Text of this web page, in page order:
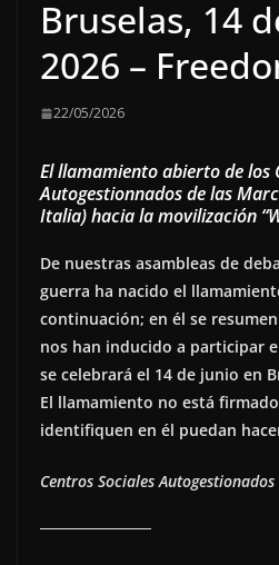
Bruselas, 14
2026 –
22/05/2026
El llamamiento abierto de los
Autogestionnados de las
Italia)hacia la movilización
De nuestras asambleas de
guerra ha nacido el
continuación; en él se
nos han inducido a participar
se celebrará el 14 de junio en
El llamamiento no está
identifiquen en él puedan
Centros Sociales